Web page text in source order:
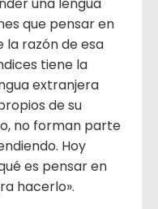
que pensar en
la razón de esa
tiene la
extranjera
de su
no forman parte
Hoy
es pensar en
hacerlo».